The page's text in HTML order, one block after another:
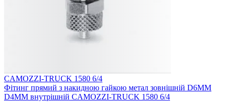
CAMOZZI-TRUCK 1580 6/4
Фітинг прямий з накидною гайкою метал зовнішній D6MM
D4MM внутрішній CAMOZZI-TRUCK 1580 6/4